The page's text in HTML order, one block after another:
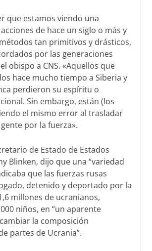
que estamos viendo una
de hace un siglo o más y
tan primitivos y drásticos,
por las generaciones
obispo a CNS. «Aquellos que
hace mucho tiempo a Siberia y
perdieron su espíritu o
Sin embargo, están (los
el mismo error al trasladar
por la fuerza».
de Estado de Estados
Blinken, dijo que una “variedad
que las fuerzas rusas
detenido y deportado por la
millones de ucranianos,
niños, en “un aparente
la composición
partes de Ucrania”.